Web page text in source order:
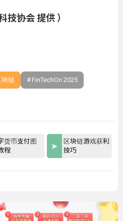
技协会 提供 ）
块链 FinTechOn 2025
货币支付图
程
区块链游戏获利
技巧